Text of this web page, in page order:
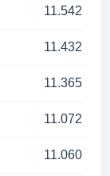
11.542
11.432
11.365
11.072
11.060